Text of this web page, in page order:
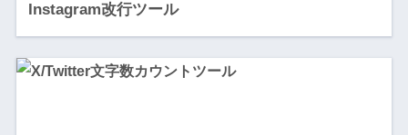
Instagram改行ツール